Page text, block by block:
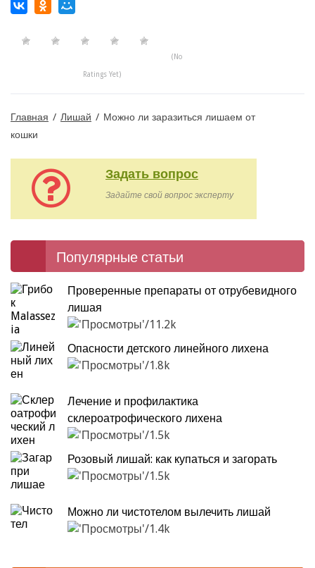
(No
Ratings Yet)
Главная / Лишай / Можно ли заразиться лишаем от
кошки
Задать вопрос
Задайте свой вопрос эксперту
Популярные статьи
Проверенные препараты от отрубевидного
лишая
11.2k
Опасности детского линейного лихена
1.8k
Лечение и профилактика
склероатрофического лихена
1.5k
Розовый лишай: как купаться и загорать
1.5k
Можно ли чистотелом вылечить лишай
1.4k